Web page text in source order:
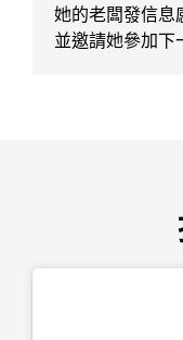
她的老闆發信息
並邀請她參加下